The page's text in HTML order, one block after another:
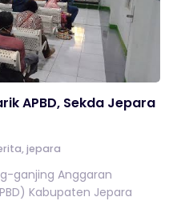
APBD, Sekda Jepara
,jepara
ganjing Anggaran
Kabupaten Jepara